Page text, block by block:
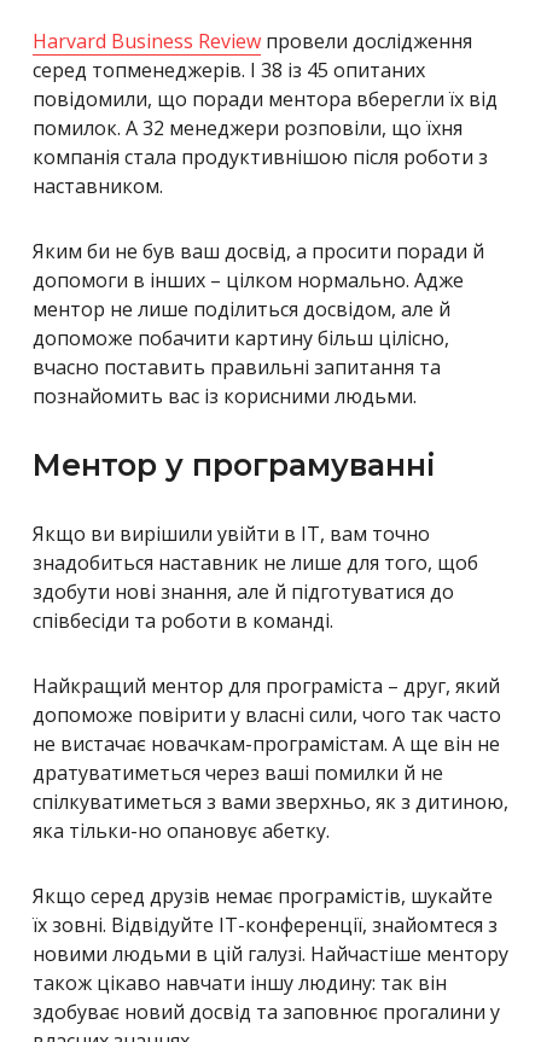
Harvard Business Review провели дослідження
серед топменеджерів. І 38 із 45 опитаних
повідомили, що поради ментора вберегли їх від
помилок. А 32 менеджери розповіли, що їхня
компанія стала продуктивнішою після роботи з
наставником.
Яким би не був ваш досвід, а просити поради й
допомоги в інших – цілком нормально. Адже
ментор не лише поділиться досвідом, але й
допоможе побачити картину більш цілісно,
вчасно поставить правильні запитання та
познайомить вас із корисними людьми.
Ментор у програмуванні
Якщо ви вирішили увійти в IT, вам точно
знадобиться наставник не лише для того, щоб
здобути нові знання, але й підготуватися до
співбесіди та роботи в команді.
Найкращий ментор для програміста – друг, який
допоможе повірити у власні сили, чого так часто
не вистачає новачкам-програмістам. А ще він не
дратуватиметься через ваші помилки й не
спілкуватиметься з вами зверхньо, як з дитиною,
яка тільки-но опановує абетку.
Якщо серед друзів немає програмістів, шукайте
їх зовні. Відвідуйте IT-конференції, знайомтеся з
новими людьми в цій галузі. Найчастіше ментору
також цікаво навчати іншу людину: так він
здобуває новий досвід та заповнює прогалини у